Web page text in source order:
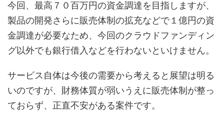
今回、最高７０百万円の資金調達を目指しますが、
製品の開発さらに販売体制の拡充などで１億円の資
金調達が必要なため、今回のクラウドファンディン
グ以外でも銀行借入などを行わないといけません。
サービス自体は今後の需要から考えると展望は明る
いのですが、財務体質が弱いうえに販売体制が整っ
ておらず、正直不安がある案件です。